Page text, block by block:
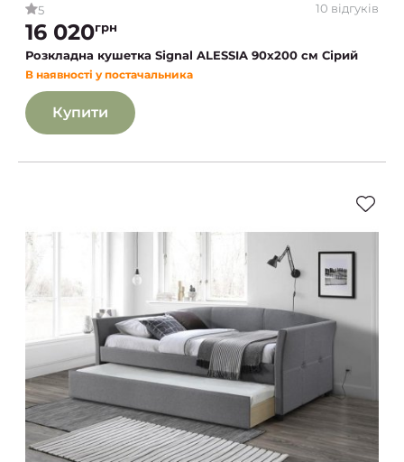
5 10 відгуків
16 020грн
Розкладна кушетка Signal ALESSIA 90х200 см Сірий
В наявності у постачальника
Купити